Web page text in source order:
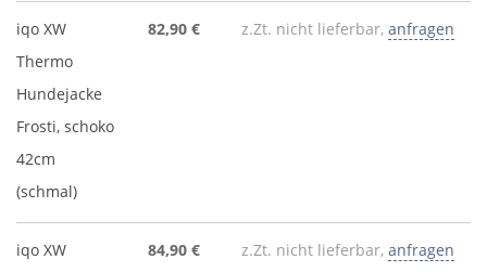
iqo XW
Thermo
Hundejacke
Frosti, schoko
42cm
(schmal)
82,90 € z.Zt. nicht lieferbar, anfragen
iqo XW
84,90 € z.Zt. nicht lieferbar, anfragen